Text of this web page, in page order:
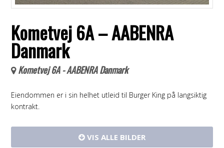
Kometvej 6A – AABENRA
Danmark
Kometvej 6A - AABENRA Danmark
Eiendommen er i sin helhet utleid til Burger King på langsiktig
kontrakt.
VIS ALLE BILDER